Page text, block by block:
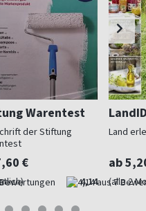
Warentest
der Stiftung
€
4,14
Land
ab
(alle 2